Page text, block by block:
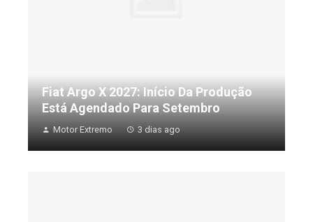
Fiat Argo X 2027: Início Da Produção
Está Agendado Para Setembro
Motor Extremo 3 dias ago